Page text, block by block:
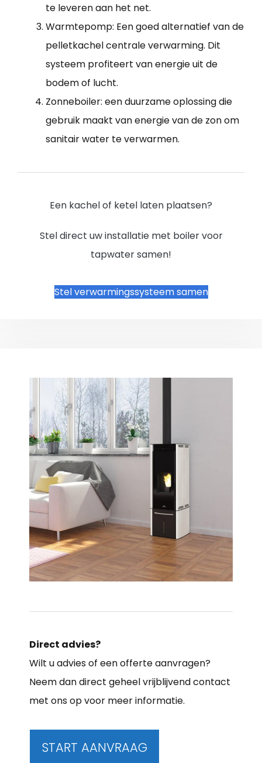
te leveren aan het net.
Warmtepomp: Een goed alternatief van de
pelletkachel centrale verwarming. Dit
systeem profiteert van energie uit de
bodem of lucht.
Zonneboiler: een duurzame oplossing die
gebruik maakt van energie van de zon om
sanitair water te verwarmen.
Een kachel of ketel laten plaatsen?
Stel direct uw installatie met boiler voor
tapwater samen!
Stel verwarmingssysteem samen
Direct advies?
Wilt u advies of een offerte aanvragen?
Neem dan direct geheel vrijblijvend contact
met ons op voor meer informatie.
START AANVRAAG